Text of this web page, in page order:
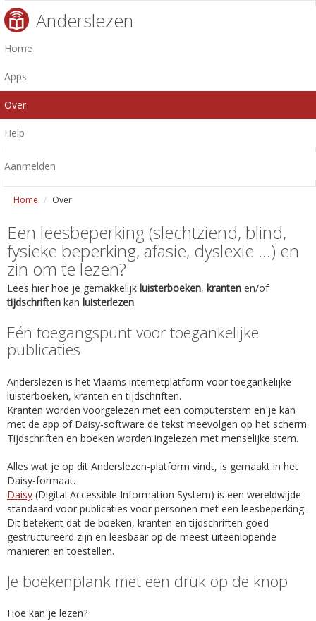
Anderslezen
Home
Apps
Over
Help
Aanmelden
Home Over
Een leesbeperking (slechtziend, blind,
fysieke beperking, afasie, dyslexie ...) en
zin om te lezen?
Lees hier hoe je gemakkelijk luisterboeken, kranten en/of
tijdschriften kan luisterlezen
Eén toegangspunt voor toegankelijke
publicaties
Anderslezen is het Vlaams internetplatform voor toegankelijke
luisterboeken, kranten en tijdschriften.
Kranten worden voorgelezen met een computerstem en je kan
met de app of Daisy-software de tekst meevolgen op het scherm.
Tijdschriften en boeken worden ingelezen met menselijke stem.
Alles wat je op dit Anderslezen-platform vindt, is gemaakt in het
Daisy-formaat.
Daisy (Digital Accessible Information System) is een wereldwijde
standaard voor publicaties voor personen met een leesbeperking.
Dit betekent dat de boeken, kranten en tijdschriften goed
gestructureerd zijn en leesbaar op de meest uiteenlopende
manieren en toestellen.
Je boekenplank met een druk op de knop
Hoe kan je lezen?